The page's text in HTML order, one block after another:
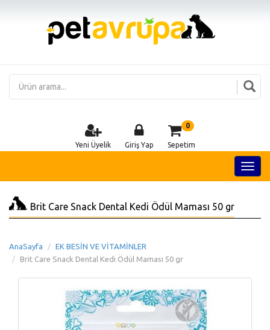
Yeni Üyelik Giriş Yap
0
Sepetim
Brit Care Snack Dental Kedi Ödül Maması 50 gr
AnaSayfa
EK BESİN VE VİTAMİNLER
Brit Care Snack Dental Kedi Ödül Maması 50 gr